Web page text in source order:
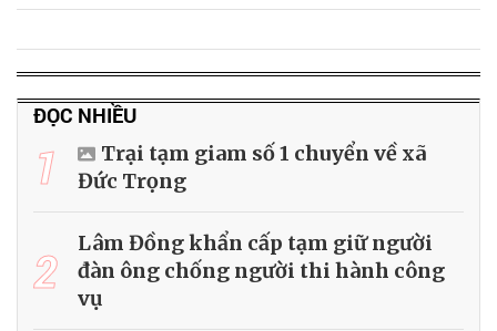
ĐỌC NHIỀU
1
Trại tạm giam số 1 chuyển về xã
Đức Trọng
2
Lâm Đồng khẩn cấp tạm giữ người
đàn ông chống người thi hành công
vụ